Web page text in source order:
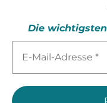
Die
Mail-
*